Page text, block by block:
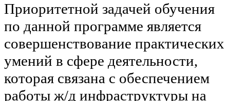
Приоритетной задачей обучения
по данной программе является
совершенствование практических
умений в сфере деятельности,
которая связана с обеспечением
работы ж/д инфраструктуры на